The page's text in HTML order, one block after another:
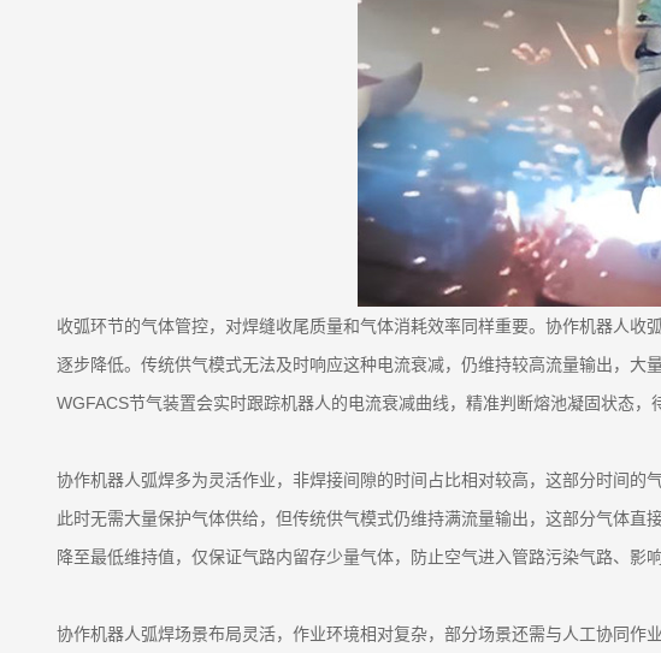
收弧环节的气体管控，对焊缝收尾质量和气体消耗效率同样重要。协作机器人
逐步降低。传统供气模式无法及时响应这种电流衰减，仍维持较高流量输出，大
WGFACS节气装置会实时跟踪机器人的电流衰减曲线，精准判断熔池凝固状态
协作机器人弧焊多为灵活作业，非焊接间隙的时间占比相对较高，这部分时间的
此时无需大量保护气体供给，但传统供气模式仍维持满流量输出，这部分气体
降至最低维持值，仅保证气路内留存少量气体，防止空气进入管路污染气路、影
协作机器人弧焊场景布局灵活，作业环境相对复杂，部分场景还需与人工协同